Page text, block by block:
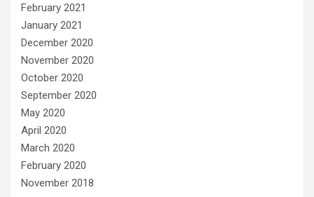
February 2021
January 2021
December 2020
November 2020
October 2020
September 2020
May 2020
April 2020
March 2020
February 2020
November 2018